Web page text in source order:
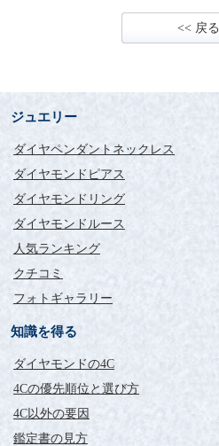
<< 戻る
ジュエリー
ダイヤペンダントネックレス
ダイヤモンドピアス
ダイヤモンドリング
ダイヤモンドルース
人気ランキング
クチコミ
フォトギャラリー
知識を得る
ダイヤモンドの4C
4Cの優先順位と選び方
4C以外の要因
鑑定書の見方